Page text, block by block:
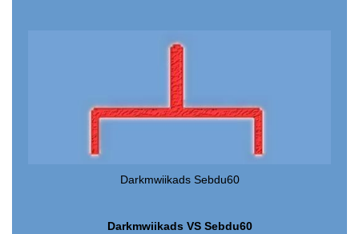
Darkmwiikads Sebdu60
Darkmwiikads VS Sebdu60